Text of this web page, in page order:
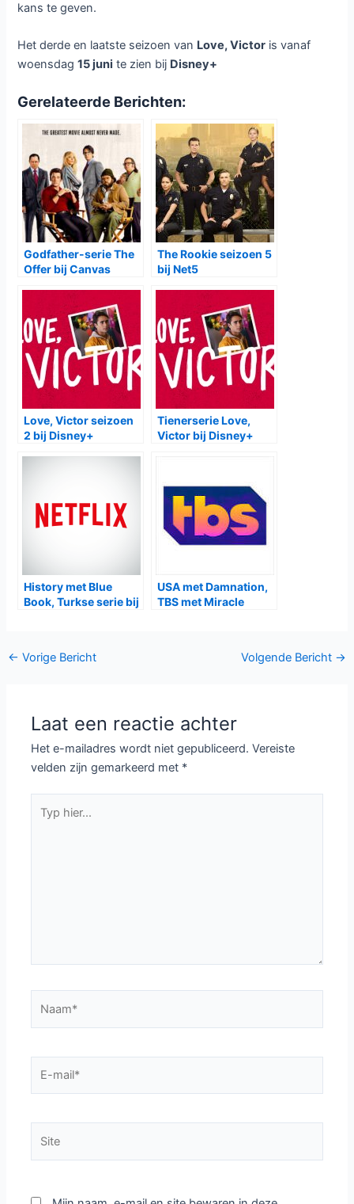
kans te geven.
Het derde en laatste seizoen van Love, Victor is vanaf
woensdag15 juni te zien bij Disney+
Gerelateerde Berichten:
Godfather-serie The
Offer bij Canvas
The Rookie seizoen 5
bij Net5
Love, Victor seizoen
2 bij Disney+
Tienerserie Love,
Victor bij Disney+
History met Blue
Book, Turkse serie bij
USA met Damnation,
TBS met Miracle
Bericht
← Vorige Bericht Volgende Bericht →
Laat een reactie achter
Het e-mailadres wordt niet gepubliceerd. Vereiste
velden zijn gemarkeerd met *
hier...